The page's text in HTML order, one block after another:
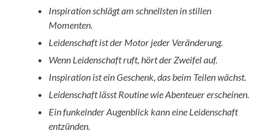
Inspiration schlägt am schnellsten in stillen
Momenten.
Leidenschaft ist der Motor jeder Veränderung.
Wenn Leidenschaft ruft, hört der Zweifel auf.
Inspiration ist ein Geschenk, das beim Teilen wächst.
Leidenschaft lässt Routine wie Abenteuer erscheinen.
Ein funkelnder Augenblick kann eine Leidenschaft
entzünden.